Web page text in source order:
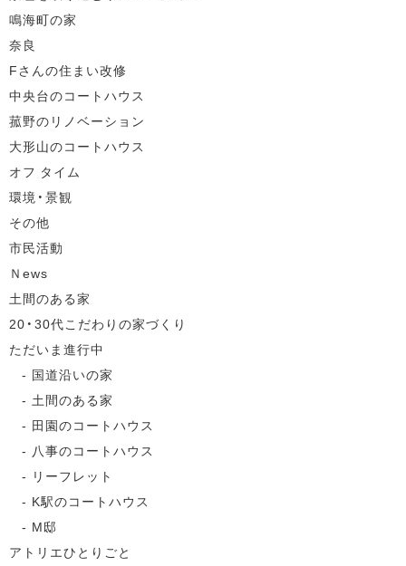
鳴海町の家
奈良
Fさんの住まい改修
中央台のコートハウス
菰野のリノベーション
大形山のコートハウス
オフ タイム
環境・景観
その他
市民活動
Ｎews
土間のある家
20・30代こだわりの家づくり
ただいま進行中
国道沿いの家
土間のある家
田園のコートハウス
八事のコートハウス
リーフレット
K駅のコートハウス
M邸
アトリエひとりごと